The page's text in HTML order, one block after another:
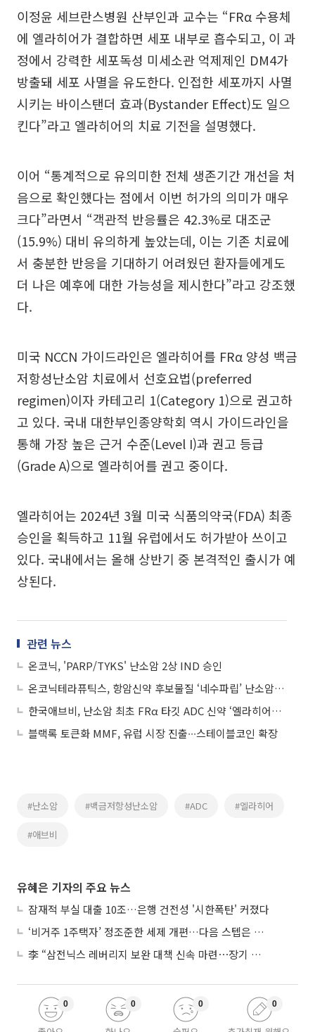
이정윤 세브란스병원 산부인과 교수는 “FRα 수용체
에 엘라히어가 결합하면 세포 내부로 흡수되고, 이 과
정에서 강력한 세포독성 미세소관 억제제인 DM4가
방출돼 세포 사멸을 유도한다. 인접한 세포까지 사멸
시키는 바이스탠더 효과(Bystander Effect)도 일으
킨다”라고 엘라히어의 치료 기전을 설명했다.
이어 “통계적으로 유의미한 전체 생존기간 개선을 처
음으로 확인했다는 점에서 이번 허가의 의미가 매우
크다”라면서 “객관적 반응률은 42.3%로 대조군
(15.9%) 대비 유의하게 높았는데, 이는 기존 치료에
서 충분한 반응을 기대하기 어려웠던 환자들에게도
더 나은 예후에 대한 가능성을 제시한다”라고 강조했
다.
미국 NCCN 가이드라인은 엘라히어를 FRα 양성 백금
저항성난소암 치료에서 선호요법(preferred
regimen)이자 카테고리 1(Category 1)으로 권고하
고 있다. 국내 대한부인종양학회 역시 가이드라인을
통해 가장 높은 근거 수준(Level I)과 권고 등급
(Grade A)으로 엘라히어를 권고 중이다.
엘라히어는 2024년 3월 미국 식품의약국(FDA) 최종
승인을 획득하고 11월 유럽에서도 허가받아 쓰이고
있다. 국내에서는 올해 상반기 중 본격적인 출시가 예
상된다.
관련 뉴스
온코닉, 'PARP/TYKS' 난소암 2상 IND 승인
온코닉테라퓨틱스, 항암신약 후보물질 ‘네수파립’ 난소암 임상 2상 승인
한국애브비, 난소암 최초 FRα 타깃 ADC 신약 ‘엘라히어™’ 허가 획득
블랙록 토큰화 MMF, 유럽 시장 진출∙∙∙스테이블코인 확장
#난소암 #백금저항성난소암 #ADC #엘라히어
#애브비
유혜은 기자의 주요 뉴스
잠재적 부실 대출 10조…은행 건전성 '시한폭탄' 커졌다
‘비거주 1주택자’ 정조준한 세제 개편…다음 스텝은 금융 대책
李 “삼전닉스 레버리지 보완 대책 신속 마련⋯장기 채무 과감히 탕감”
0 0 0 0